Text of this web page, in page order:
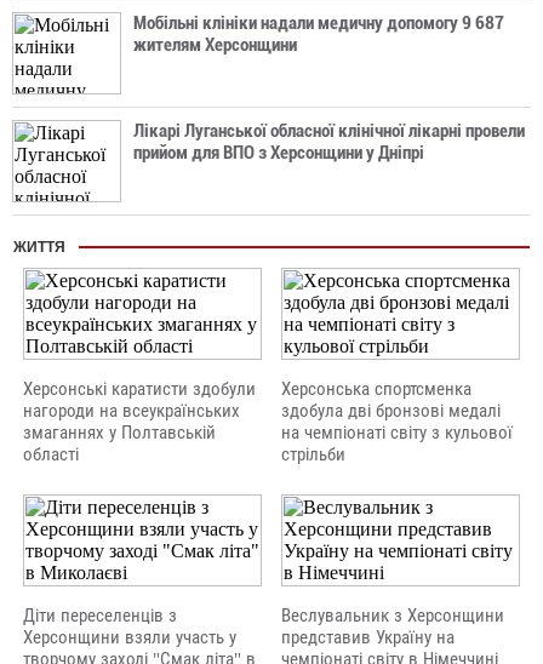
Мобільні клініки надали медичну допомогу 9 687
жителям Херсонщини
Лікарі Луганської обласної клінічної лікарні провели
прийом для ВПО з Херсонщини у Дніпрі
ЖИТТЯ
Херсонські каратисти здобули
нагороди на всеукраїнських
змаганнях у Полтавській
області
Херсонська спортсменка
здобула дві бронзові медалі
на чемпіонаті світу з кульової
стрільби
Діти переселенців з
Херсонщини взяли участь у
творчому заході "Смак літа" в
Веслувальник з Херсонщини
представив Україну на
чемпіонаті світу в Німеччині